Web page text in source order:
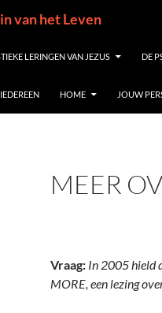
van het Leven
LERINGEN VAN JEZUS DE
HOME JOUW
MEER
Vraag: In 2005 hield
MORE, een lezing